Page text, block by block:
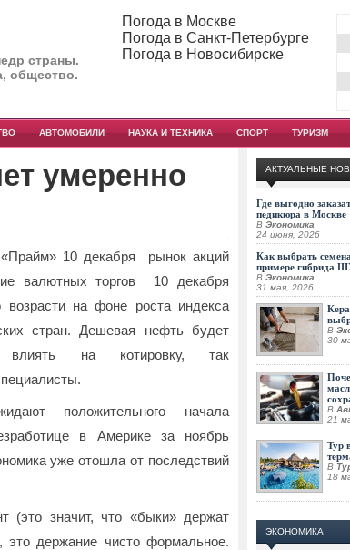
страны.
общество.
Погода в Москве
Погода в Санкт-Петербурге
Погода в Новосибирске
АВТОМОБИЛИ НАУКА И ТЕХНИКА СПОРТ ТУРИЗМ
умеренно
10 декабря рынок акций
валютных торгов 10 декабря
возрасти на фоне роста индекса
стран.Дешевая нефть будет
влиять на котировку, так
положительного начала
в Америке за ноябрь
уже отошла от последствий
(это значит, что «быки» держат
держание чисто формальное.
АКТУАЛЬНЫЕ
Где выгодно
педикюра в Москве
В Экономика
24 июня, 2026
Как выбрать
примере гибрида
В Экономика
31 мая, 2026
В
30
В
21
Тур
В
18
ЭКОНОМИКА